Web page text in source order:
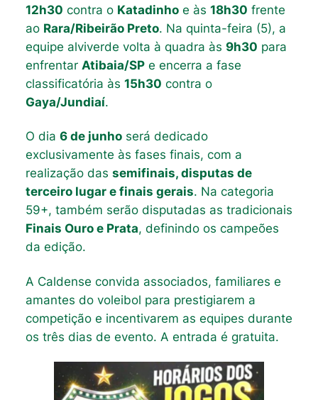
12h30 contra o Katadinhoe às 18h30 frente
ao Rara/Ribeirão Preto. Na quinta-feira (5), a
equipe alviverde volta à quadra às 9h30 para
enfrentar Atibaia/SPe encerra a fase
classificatória às 15h30 contra o
Gaya/Jundiaí.
O dia 6 de junhoserá dedicado
exclusivamente às fases finais, com a
realização das semifinais, disputas de
terceiro lugar e finais gerais. Na categoria
59+, também serão disputadas as tradicionais
Finais Ouro e Prata, definindo os campeões
da edição.
A Caldense convida associados, familiares e
amantes do voleibol para prestigiarem a
competição e incentivarem as equipes durante
os três dias de evento. A entrada é gratuita.